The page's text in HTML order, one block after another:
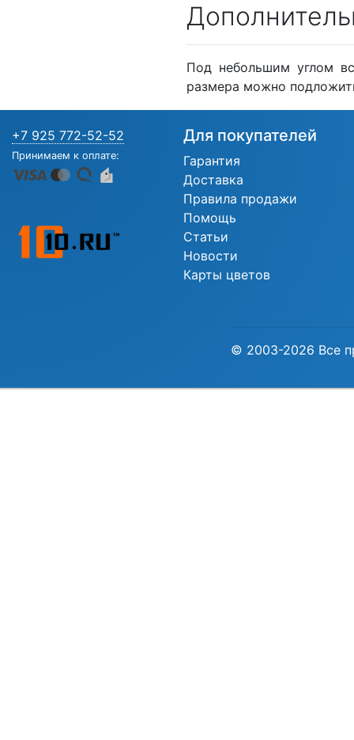
Под небольшим углом
размера можно
+7 925 772-52-52
Принимаем к оплате:
Для покупателей
Гарантия
Доставка
Правила продажи
Помощь
Статьи
Новости
Карты цветов
© 2003-2026 Все